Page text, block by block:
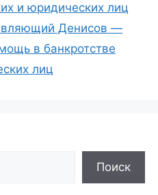
и юридических лиц
Денисов —
в банкротстве
лиц
Поиск